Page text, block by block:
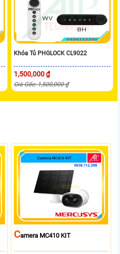
Khóa Tủ PHGLOCK CL9022
1,500,000 ₫
Giá Gốc: 1,500,000 ₫
CAmera MC410 KIT